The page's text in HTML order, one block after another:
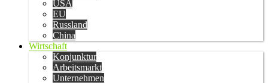
USA
EU
Russland
China
Wirtschaft
Konjunktur
Arbeitsmarkt
Unternehmen